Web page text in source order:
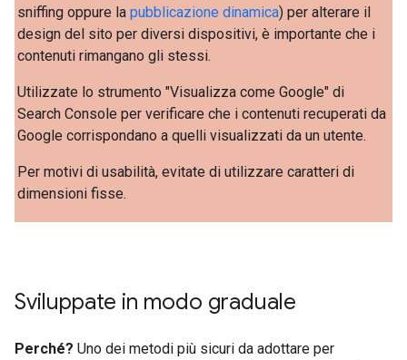
sniffing oppure lapubblicazione dinamica) per alterare il
design del sito per diversi dispositivi, è importante che i
contenuti rimangano gli stessi.
Utilizzate lo strumento "Visualizza come Google" di
Search Console per verificare che i contenuti recuperati da
Google corrispondano a quelli visualizzati da un utente.
Per motivi di usabilità, evitate di utilizzare caratteri di
dimensioni fisse.
Sviluppate in modo graduale
Perché? Uno dei metodi più sicuri da adottare per